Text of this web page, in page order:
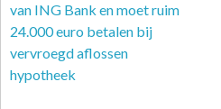
van ING Bank en moet ruim
24.000 euro betalen bij
vervroegd aflossen
hypotheek